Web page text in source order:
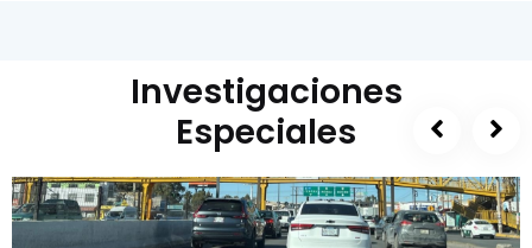
Investigaciones
Especiales